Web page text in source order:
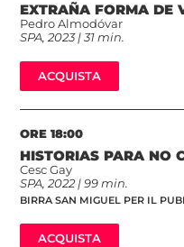
EXTRAÑA FORMA DE
Pedro Almodóvar
SPA, 2023 | 31 min.
ACQUISTA
ORE 18:00
HISTORIAS PARA NO
Cesc Gay
SPA, 2022 | 99 min.
BIRRA SAN MIGUEL PER IL
ACQUISTA